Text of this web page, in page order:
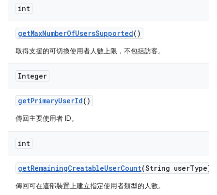
int
getMaxNumberOfUsersSupported()
取得支援的可切換使用者人數上限，不包括訪客。
Integer
getPrimaryUserId()
傳回主要使用者 ID。
int
getRemainingCreatableUserCount(String userType)
傳回可在這部裝置上建立指定使用者類型的人數。